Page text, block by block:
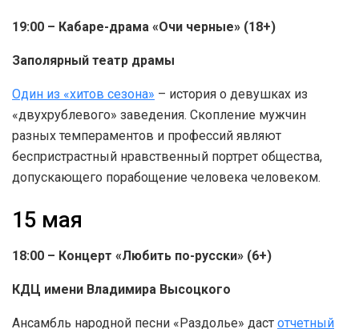
19:00 – Кабаре-драма «Очи черные» (18+)
Заполярный театр драмы
Один из «хитов сезона» – история о девушках из
«двухрублевого» заведения. Скопление мужчин
разных темпераментов и профессий являют
беспристрастный нравственный портрет общества,
допускающего порабощение человека человеком.
15 мая
18:00 – Концерт «Любить по-русски» (6+)
КДЦ имени Владимира Высоцкого
Ансамбль народной песни «Раздолье» даст отчетный